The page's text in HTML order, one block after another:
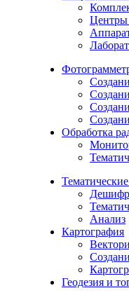
Центры
Обработка
Анализ
Картография
Геодезия и